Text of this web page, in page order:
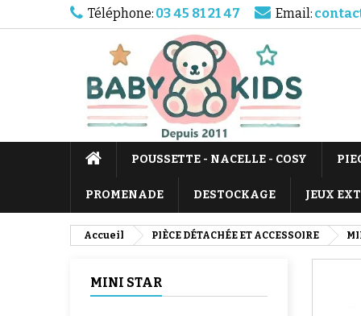
Téléphone: 03 45 81 21 47 Email:
POUSSETTE - NACELLE - COSY
PROMENADE DESTOCKAGE JEUX
Accueil PIÈCE DÉTACHÉE ET ACCESSOIRE
MINI STAR